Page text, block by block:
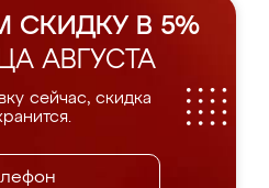
СКИДКУ В 5%
АВГУСТА
сейчас, скидка